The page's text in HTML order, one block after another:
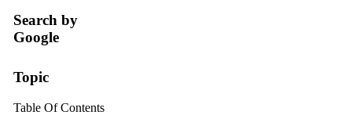
Search by
Google
Topic
Table Of Contents